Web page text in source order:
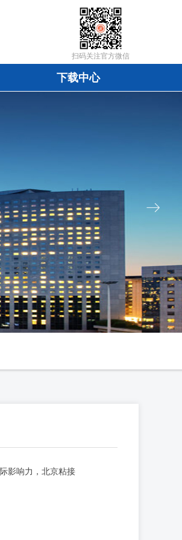
扫码关注官方微信
下载中心
影响力，北京粘接
ꁹ